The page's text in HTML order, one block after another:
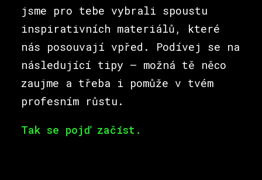
jsme pro tebe vybrali spoustu
inspirativních materiálů, které
nás posouvají vpřed. Podívej se na
následující tipy – možná tě něco
zaujme a třeba i pomůže v tvém
profesním růstu.
Tak se pojď začíst.